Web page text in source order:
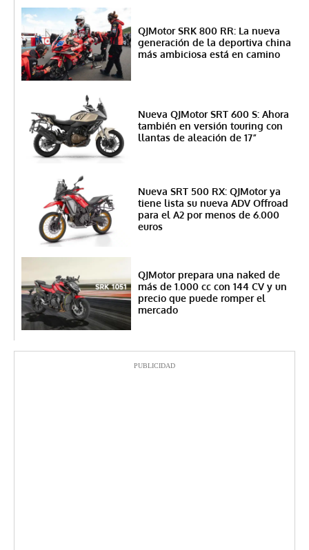
QJMotor SRK 800 RR: La nueva
generación de la deportiva china
más ambiciosa está en camino
Nueva QJMotor SRT 600 S: Ahora
también en versión touring con
llantas de aleación de 17”
Nueva SRT 500 RX: QJMotor ya
tiene lista su nueva ADV Offroad
para el A2 por menos de 6.000
euros
QJMotor prepara una naked de
más de 1.000 cc con 144 CV y un
precio que puede romper el
mercado
PUBLICIDAD